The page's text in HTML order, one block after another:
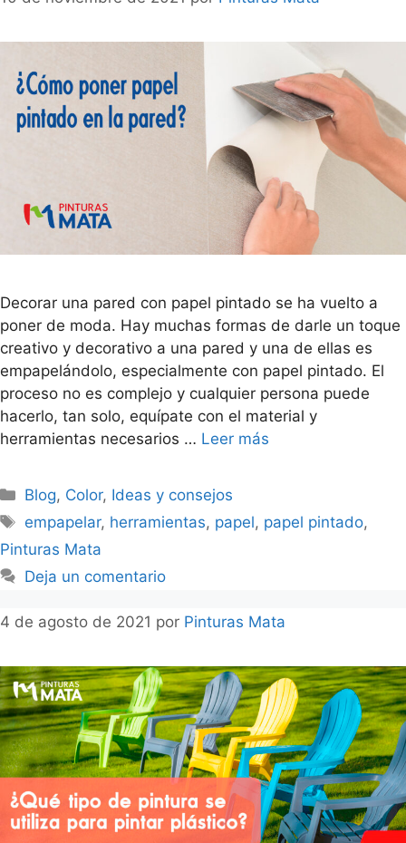
Decorar una pared con papel pintado se ha vuelto a
poner de moda. Hay muchas formas de darle un toque
creativo y decorativo a una pared y una de ellas es
empapelándolo, especialmente con papel pintado. El
proceso no es complejo y cualquier persona puede
hacerlo, tan solo, equípate con el material y
herramientas necesarios … Leer más
Blog, Color, Ideas y consejos
empapelar, herramientas, papel, papel pintado,
Pinturas Mata
Deja un comentario
4 de agosto de 2021 por Pinturas Mata